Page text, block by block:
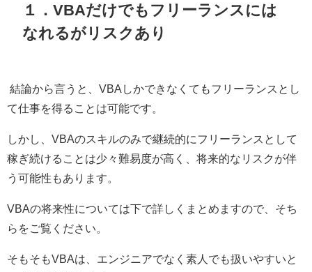
１．VBAだけでもフリーランスには
なれるがリスクあり
結論から言うと、 VBA しかできなくてもフリーランスとし
て仕事を得ることは可能です。
しかし、 VBAのスキルのみで継続的にフリーランスとして
稼ぎ続けることは少々難易度が高く、将来的なリスクが伴
う可能性もあります。
VBAの将来性については下で詳しくまとめますので、そち
らをご覧ください。
そもそもVBAは、エンジニアでなく素人でも扱いやすいと